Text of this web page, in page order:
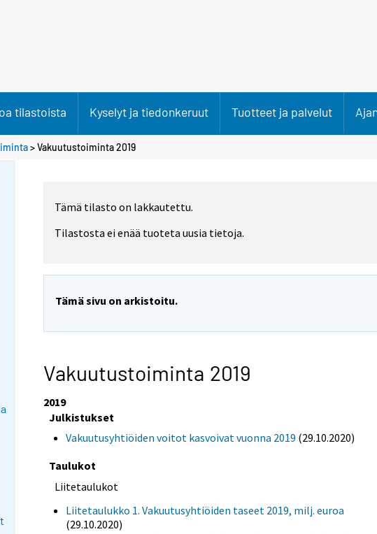
tilastoista Kyselyt ja tiedonkeruut Tuotteet ja palvelut
> Vakuutustoiminta 2019
Tämä tilasto on lakkautettu.
Tilastosta ei enää tuoteta uusia tietoja.
Tämä sivu on arkistoitu.
Vakuutustoiminta 2019
2019
Julkistukset
Vakuutusyhtiöiden voitot kasvoivat vuonna 2019 (29.10.2020)
Taulukot
Liitetaulukot
Liitetaulukko 1. Vakuutusyhtiöiden taseet 2019, milj. euroa
(29.10.2020)